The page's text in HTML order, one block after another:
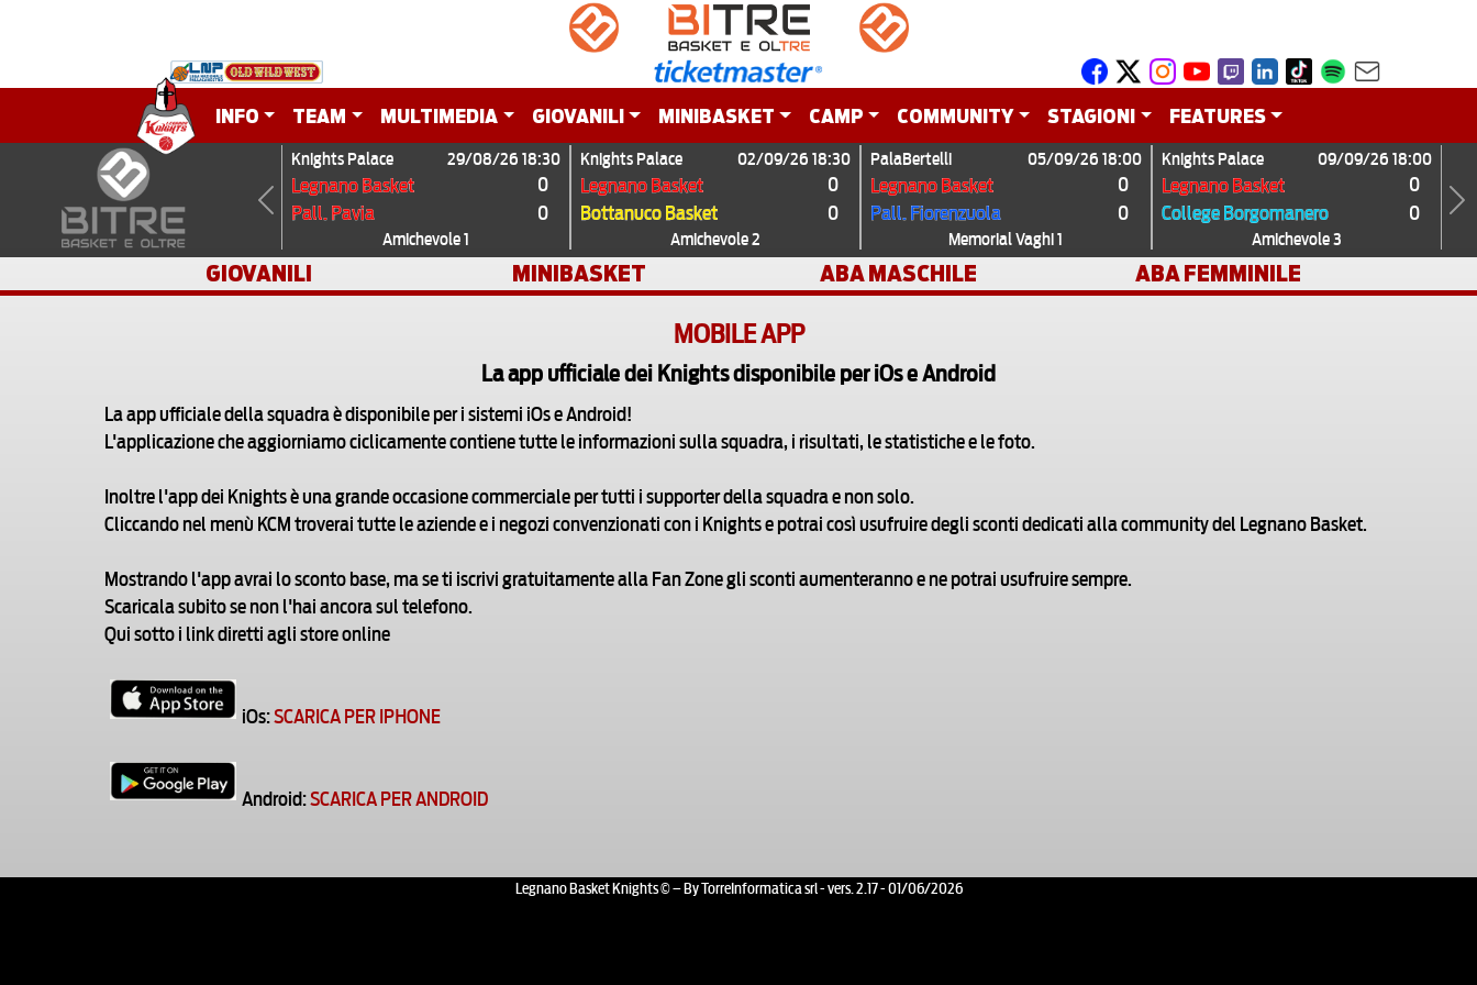
INFO TEAM MULTIMEDIA GIOVANILI MINIBASKET CAMP COMMUNITY STAGIONI FEATURES
Knights Palace 29/08/26 18:30
Legnano Basket
0
Pall. Pavia
0
Amichevole 1
Knights Palace 02/09/26 18:30
Legnano Basket
0
Bottanuco Basket
0
Amichevole 2
PalaBertelli 05/09/26 18:00
Legnano Basket
0
Pall. Fiorenzuola
0
Memorial Vaghi 1
Knights Palace 09/09/26 18:00
Legnano Basket
0
College Borgomanero
0
Amichevole 3
Previous Next
GIOVANILI MINIBASKET ABA MASCHILE ABA FEMMINILE
MOBILE APP
La app ufficiale dei Knights disponibile per iOs e Android
La app ufficiale della squadra è disponibile per i sistemi iOs e Android!
L'applicazione che aggiorniamo ciclicamente contiene tutte le informazioni sulla squadra, i risultati, le statistiche e le foto.
Inoltre l'app dei Knights è una grande occasione commerciale per tutti i supporter della squadra e non solo.
Cliccando nel menù KCM troverai tutte le aziende e i negozi convenzionati con i Knights e potrai così usufruire degli sconti dedicati alla community del Legnano Basket.
Mostrando l'app avrai lo sconto base, ma se ti iscrivi gratuitamente alla Fan Zone gli sconti aumenteranno e ne potrai usufruire sempre.
Scaricala subito se non l'hai ancora sul telefono.
Qui sotto i link diretti agli store online
iOs:SCARICA PER IPHONE
Android:SCARICA PER ANDROID
Legnano Basket Knights © – By TorreInformatica srl - vers. 2.17 - 01/06/2026